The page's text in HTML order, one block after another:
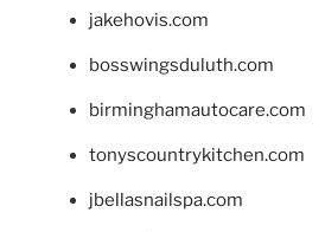
jakehovis.com
bosswingsduluth.com
birminghamautocare.com
tonyscountrykitchen.com
jbellasnailspa.com